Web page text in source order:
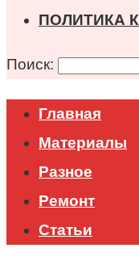
ПОЛИТИКА
Поиск:
Главная
Материалы
Разное
Ремонт
Статьи